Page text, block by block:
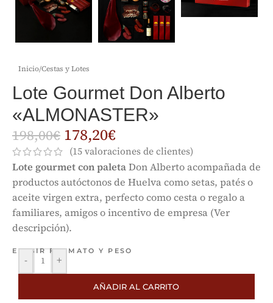
Inicio/Cestas y Lotes
Lote Gourmet Don Alberto
«ALMONASTER»
198,00€ 178,20€
(15 valoraciones de clientes)
Lote gourmet con paletaDon Alberto acompañada de
productos autóctonos de Huelva como setas, patés o
aceite virgen extra, perfecto como cesta o regalo a
familiares, amigos o incentivo de empresa (Ver
descripción).
ELEGIR FORMATO Y PESO
- +
AÑADIR AL CARRITO